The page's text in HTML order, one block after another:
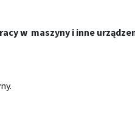
w maszyny i inne